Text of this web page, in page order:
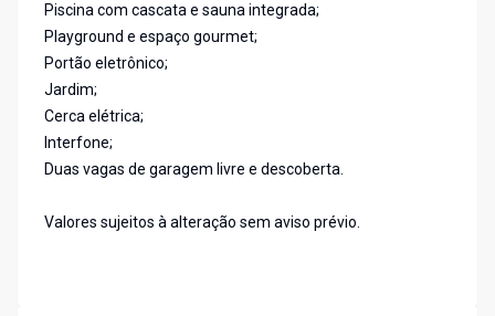
Piscina com cascata e sauna integrada;
Playground e espaço gourmet;
Portão eletrônico;
Jardim;
Cerca elétrica;
Interfone;
Duas vagas de garagem livre e descoberta.
Valores sujeitos à alteração sem aviso prévio.